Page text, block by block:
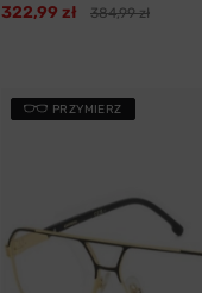
322,99 zł 384,99 zł
PRZYMIERZ